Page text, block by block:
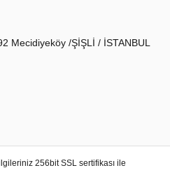
Mecidiyeköy /ŞİŞLİ / İSTANBUL
256bit SSL sertifikası ile